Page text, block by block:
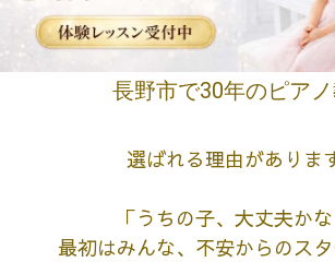
長野市で30年のピア
選ばれる理由がありま
「うちの子、大丈夫かな
最初はみんな、不安からのスタ